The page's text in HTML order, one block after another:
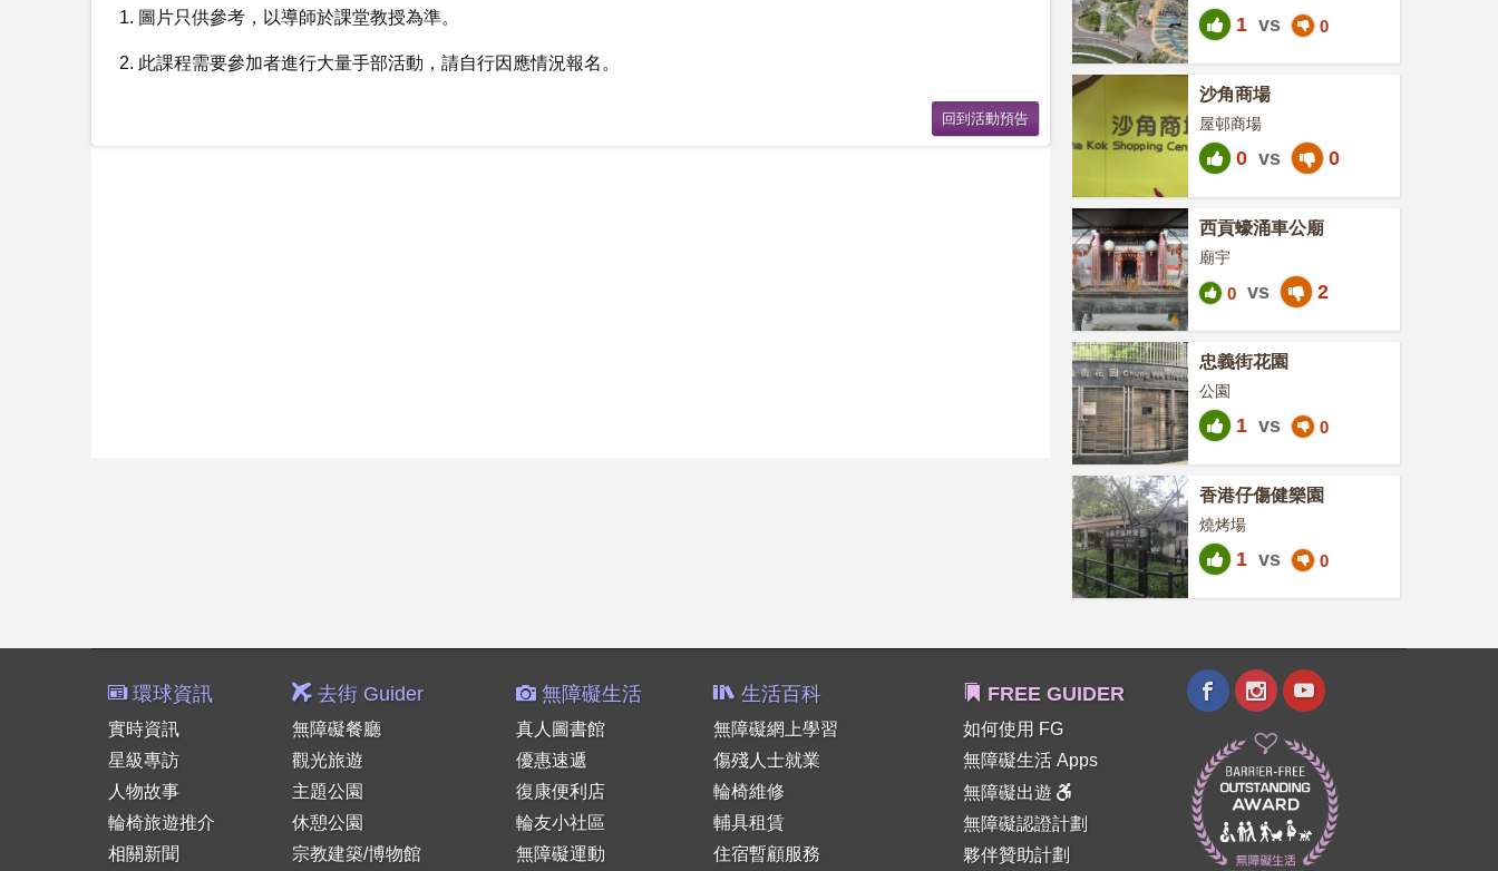
1. 圖片只供參考，以導師於課堂教授為準。
2. 此課程需要參加者進行大量手部活動，請自行因應情況報名。
1 vs 0
沙角商場
屋邨商場
0 vs 0
西貢蠔涌車公廟
廟宇
0 vs 2
忠義街花園
公園
1 vs 0
香港仔傷健樂園
燒烤場
1 vs 0
環球資訊
實時資訊
星級專訪
人物故事
輪椅旅遊推介
相關新聞
去街 Guider
無障礙餐廳
觀光旅遊
主題公園
休憩公園
宗教建築/博物館
無障礙生活
真人圖書館
優惠速遞
復康便利店
輪友小社區
無障礙運動
生活百科
無障礙網上學習
傷殘人士就業
輪椅維修
輔具租賃
住宿暫顧服務
FREE GUIDER
如何使用 FG
無障礙生活 Apps
無障礙出遊
無障礙認證計劃
夥伴贊助計劃